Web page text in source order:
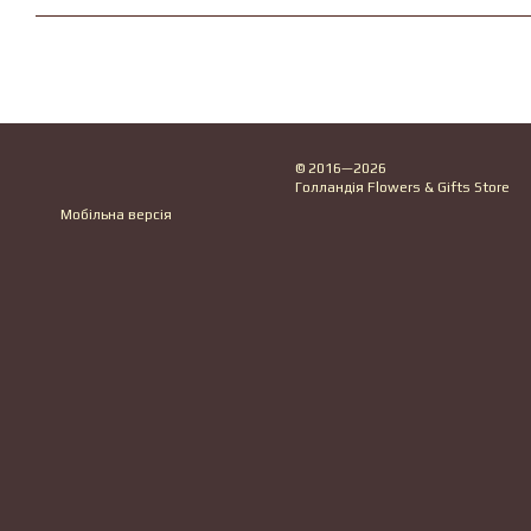
Мобільна версія
© 2016—2026
Голландія Flowers & Gifts Store